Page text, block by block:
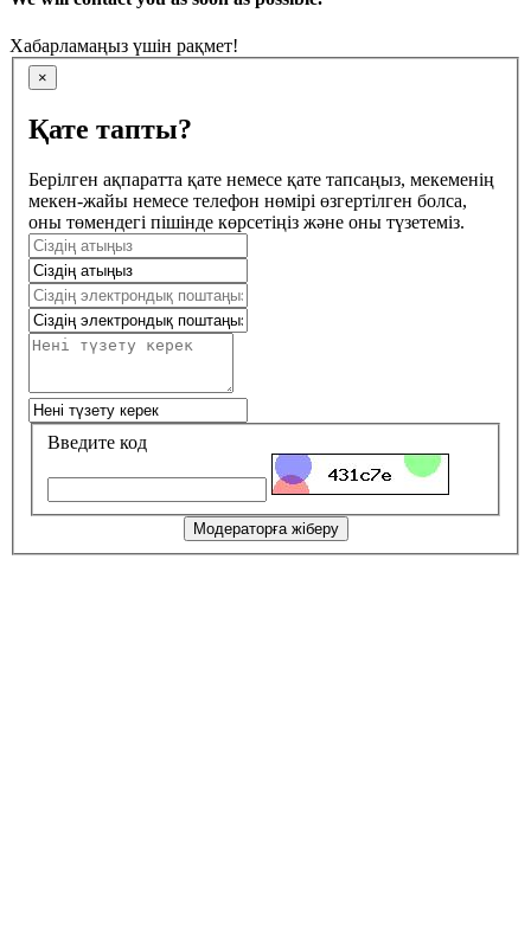
Хабарламаңыз үшін рақмет!
×
Қате тапты?
Берілген ақпаратта қате немесе қате тапсаңыз, мекеменің
мекен-жайы немесе телефон нөмірі өзгертілген болса,
оны төмендегі пішінде көрсетіңіз және оны түзетеміз.
Введите код
Модераторға жіберу